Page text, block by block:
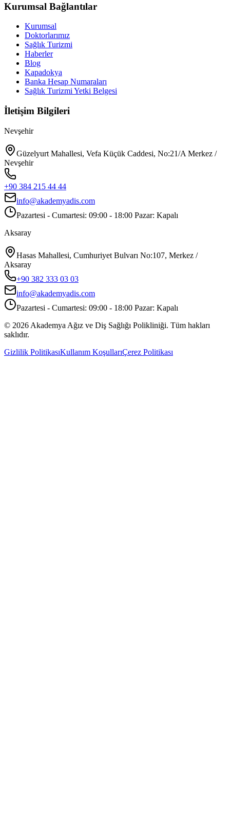
Kurumsal Bağlantılar
Kurumsal
Doktorlarımız
Sağlık Turizmi
Haberler
Blog
Kapadokya
Banka Hesap Numaraları
Sağlık Turizmi Yetki Belgesi
İletişim Bilgileri
Nevşehir
Güzelyurt Mahallesi, Vefa Küçük Caddesi, No:21/A Merkez /
Nevşehir
+90 384 215 44 44
info@akademyadis.com
Pazartesi - Cumartesi: 09:00 - 18:00 Pazar: Kapalı
Aksaray
Hasas Mahallesi, Cumhuriyet Bulvarı No:107, Merkez /
Aksaray
+90 382 333 03 03
info@akademyadis.com
Pazartesi - Cumartesi: 09:00 - 18:00 Pazar: Kapalı
© 2026 Akademya Ağız ve Diş Sağlığı Polikliniği. Tüm hakları
saklıdır.
Gizlilik PolitikasıKullanım KoşullarıÇerez Politikası